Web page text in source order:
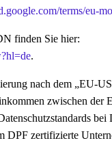
terms/eu-
finden Sie hier:
.
nach dem „EU-
zwischen der
bei
DPF zertifizierte